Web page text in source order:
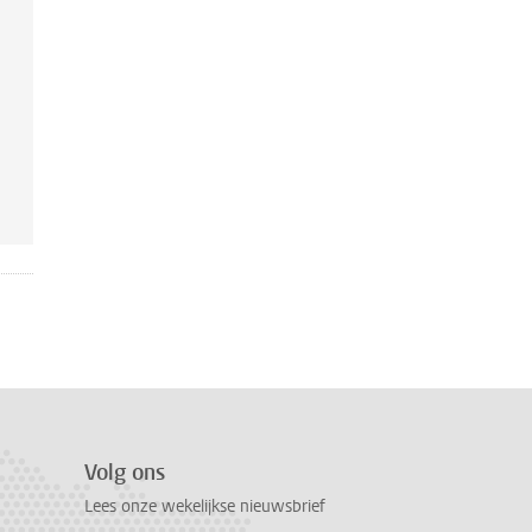
Volg ons
Lees onze wekelijkse nieuwsbrief